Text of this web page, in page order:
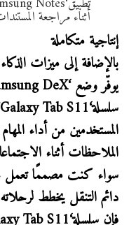
أثناء مراجعة
إنتاجية متكاملة
المستخدمين من أداء
الملاحظات أثناء
سواء كنت مصممًا تعمل
دائم التنقل يخطط